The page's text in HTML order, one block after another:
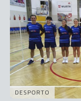
DESPORTO